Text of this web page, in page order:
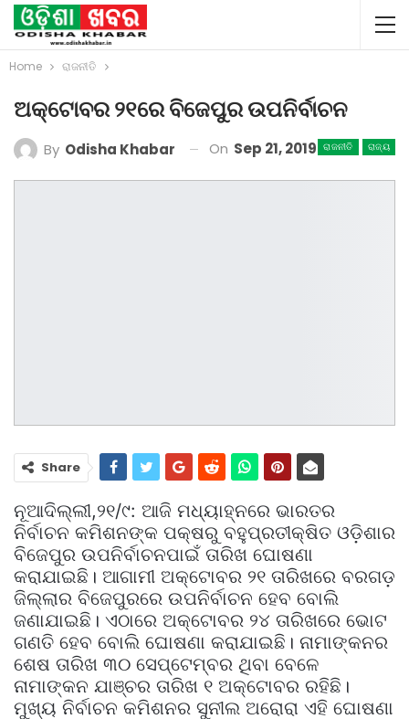
Home ରାଜନୀତି
ଅକ୍ଟୋବର ୨୧ରେ ବିଜେପୁର ଉପନିର୍ବାଚନ
ରାଜନୀତି ରାଜ୍ୟ
By Odisha Khabar On Sep 21, 2019
Share
ନୂଆଦିଲ୍ଲୀ,୨୧/୯: ଆଜି ମଧ୍ୟାହ୍ନରେ ଭାରତର
ନିର୍ବାଚନ କମିଶନଙ୍କ ପକ୍ଷରୁ ବହୁପ୍ରତୀକ୍ଷିତ ଓଡ଼ିଶାର
ବିଜେପୁର ଉପନିର୍ବାଚନପାଇଁ ତାରିଖ ଘୋଷଣା
କରାଯାଇଛି। ଆଗାମୀ ଅକ୍ଟୋବର ୨୧ ତାରିଖରେ ବରଗଡ଼
ଜିଲ୍ଲାର ବିଜେପୁରରେ ଉପନିର୍ବାଚନ ହେବ ବୋଲି
ଜଣାଯାଇଛି। ଏଠାରେ ଅକ୍ଟୋବର ୨୪ ତାରିଖରେ ଭୋଟ
ଗଣତି ହେବ ବୋଲି ଘୋଷଣା କରାଯାଇଛି। ନାମାଙ୍କନର
ଶେଷ ତାରିଖ ୩୦ ସେପ୍ଟେମ୍ବର ଥିବା ବେଳେ
ନାମାଙ୍କନ ଯାଞ୍ଚର ତାରିଖ ୧ ଅକ୍ଟୋବର ରହିଛି।
ମୁଖ୍ୟ ନିର୍ବାଚନ କମିଶନର ସୁନୀଲ ଅରୋରା ଏହି ଘୋଷଣା